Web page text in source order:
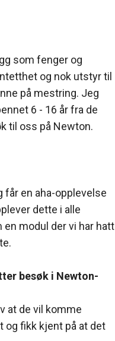
som fenger og
og nok utstyr til
på mestring. Jeg
6 - 16 år fra de
til oss på Newton.
en aha-opplevelse
dette i alle
modul der vi har hatt
besøk i Newton-
at de vil komme
og fikk kjent på at det